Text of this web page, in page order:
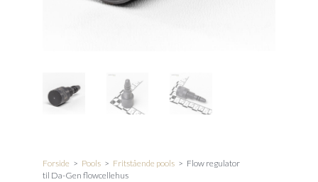
Forside > Pools > Fritstående pools > Flow regulator
til Da-Gen flowcellehus